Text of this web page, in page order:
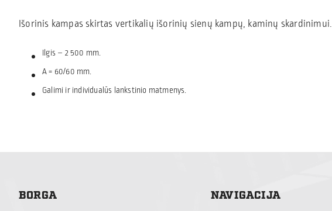
Išorinis kampas skirtas vertikalių išorinių sienų kampų, kaminų skardinimui.
Ilgis – 2 500 mm.
A = 60/60 mm.
Galimi ir individualūs lankstinio matmenys.
BORGA NAVIGACIJA